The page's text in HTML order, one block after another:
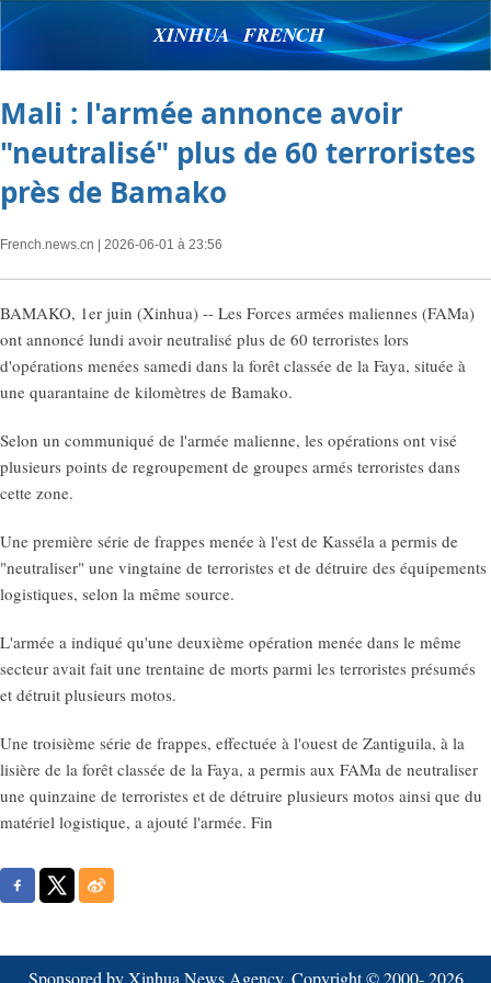
XINHUA FRENCH
Mali : l'armée annonce avoir
"neutralisé" plus de 60 terroristes
près de Bamako
French.news.cn | 2026-06-01 à 23:56
BAMAKO, 1er juin (Xinhua) -- Les Forces armées maliennes (FAMa)
ont annoncé lundi avoir neutralisé plus de 60 terroristes lors
d'opérations menées samedi dans la forêt classée de la Faya, située à
une quarantaine de kilomètres de Bamako.
Selon un communiqué de l'armée malienne, les opérations ont visé
plusieurs points de regroupement de groupes armés terroristes dans
cette zone.
Une première série de frappes menée à l'est de Kasséla a permis de
"neutraliser" une vingtaine de terroristes et de détruire des équipements
logistiques, selon la même source.
L'armée a indiqué qu'une deuxième opération menée dans le même
secteur avait fait une trentaine de morts parmi les terroristes présumés
et détruit plusieurs motos.
Une troisième série de frappes, effectuée à l'ouest de Zantiguila, à la
lisière de la forêt classée de la Faya, a permis aux FAMa de neutraliser
une quinzaine de terroristes et de détruire plusieurs motos ainsi que du
matériel logistique, a ajouté l'armée. Fin
Sponsored by Xinhua News Agency. Copyright © 2000-2026